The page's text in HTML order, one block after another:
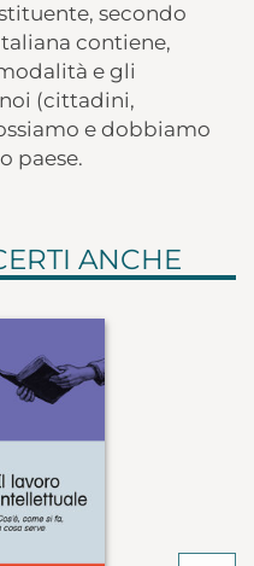
secondo
contiene,
e gli
(cittadini,
e dobbiamo
paese.
ANCHE